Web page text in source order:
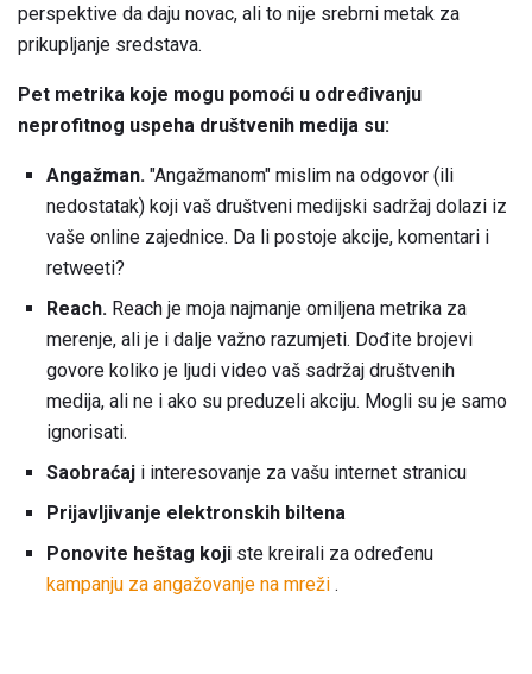
perspektive da daju novac, ali to nije srebrni metak za
prikupljanje sredstava.
Pet metrika koje mogu pomoći u određivanju
neprofitnog uspeha društvenih medija su:
Angažman. "Angažmanom" mislim na odgovor (ili
nedostatak) koji vaš društveni medijski sadržaj dolazi iz
vaše online zajednice. Da li postoje akcije, komentari i
retweeti?
Reach. Reach je moja najmanje omiljena metrika za
merenje, ali je i dalje važno razumjeti. Dođite brojevi
govore koliko je ljudi video vaš sadržaj društvenih
medija, ali ne i ako su preduzeli akciju. Mogli su je samo
ignorisati.
Saobraćaj i interesovanje za vašu internet stranicu
Prijavljivanje elektronskih biltena
Ponovite heštag koji ste kreirali za određenu
kampanju za angažovanje na mreži .